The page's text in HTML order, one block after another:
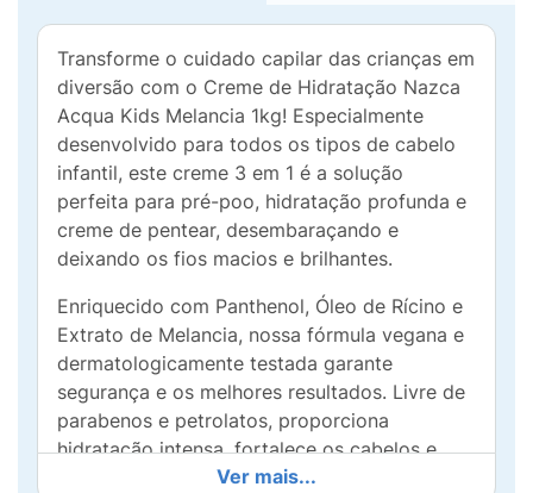
Transforme o cuidado capilar das crianças em
diversão com o Creme de Hidratação Nazca
Acqua Kids Melancia 1kg! Especialmente
desenvolvido para todos os tipos de cabelo
infantil, este creme 3 em 1 é a solução
perfeita para pré-poo, hidratação profunda e
creme de pentear, desembaraçando e
deixando os fios macios e brilhantes.
Enriquecido com Panthenol, Óleo de Rícino e
Extrato de Melancia, nossa fórmula vegana e
dermatologicamente testada garante
segurança e os melhores resultados. Livre de
parabenos e petrolatos, proporciona
hidratação intensa, fortalece os cabelos e
oferece um perfume delicioso de melancia
Ver mais...